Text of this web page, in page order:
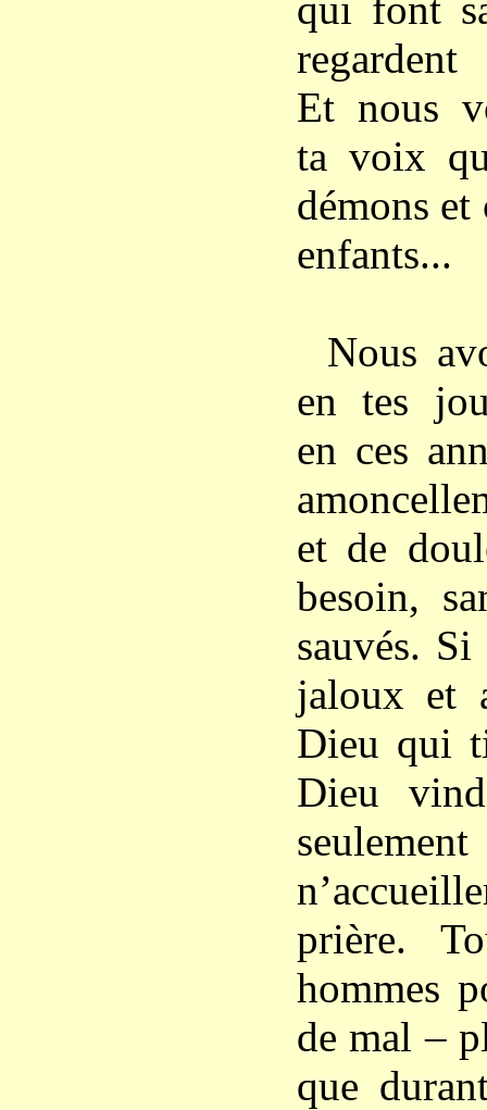
regardent
Et nous
ta voix
démons et
enfants...
Nous
en tes
en ces
et de
besoin,
sauvés.
jaloux et
Dieu qui
Dieu
prière.
hommes
de mal –
que